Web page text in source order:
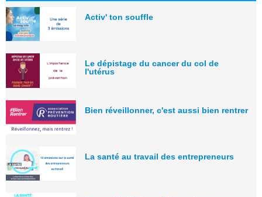
Activ' ton souffle
Le dépistage du cancer du col de
l'utérus
Bien réveillonner, c'est aussi bien rentrer
La santé au travail des entrepreneurs